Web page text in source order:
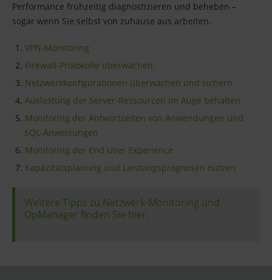
Performance frühzeitig diagnostizieren und beheben –
sogar wenn Sie selbst von zuhause aus arbeiten.
VPN-Monitoring
Firewall-Protokolle überwachen
Netzwerkkonfigurationen überwachen und sichern
Auslastung der Server-Ressourcen im Auge behalten
Monitoring der Antwortzeiten von Anwendungen und
SQL-Anweisungen
Monitoring der End User Experience
Kapazitätsplanung und Leistungsprognosen nutzen
Weitere Tipps zu Netzwerk-Monitoring und
OpManager finden Sie hier.